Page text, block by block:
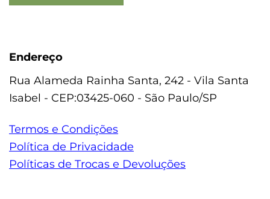
Endereço
Rua Alameda Rainha Santa, 242 - Vila Santa
Isabel - CEP:03425-060 - São Paulo/SP
Termos e Condições
Política de Privacidade
Políticas de Trocas e Devoluções